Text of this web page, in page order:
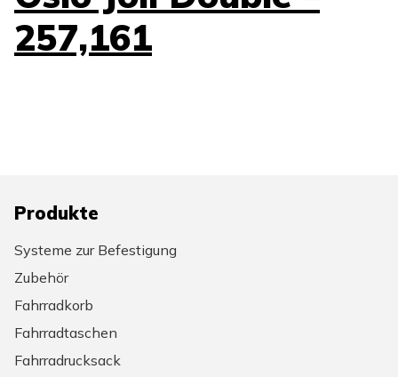
257,161
Produkte
Systeme zur Befestigung
Zubehör
Fahrradkorb
Fahrradtaschen
Fahrradrucksack